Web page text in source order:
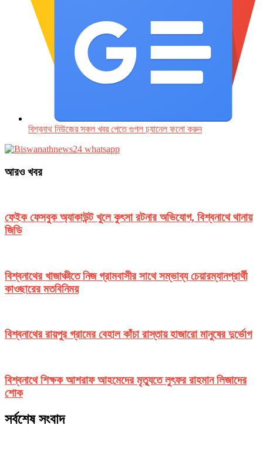
বিশ্বনাথ নিউজের সকল খবর পেতে গুগল চ‌্যানেল ফলো করুন
আরও খবর
ফেইক ফেসবুক অ্যাকাউন্ট খুলে কুৎসা রটনার অভিযোগ, বিশ্বনাথে থানায়
জিডি
বিশ্বনাথের খাজাঞ্চীতে নিজ গ্রামবাসীর সাথে সম্ভাব্য চেয়ারম্যানপ্রার্থী
কাওছারের মতবিনিময়
বিশ্বনাথের রায়পুর গ্রামের বেহাল কাঁচা রাস্তায় হাজারো মানুষের দুর্ভোগ
বিশ্বনাথে শিক্ষক আশরাফ আহমেদের মৃত্যুতে লুৎফর রাহমান লিজাদের
শোক
সর্বশেষ সংবাদ